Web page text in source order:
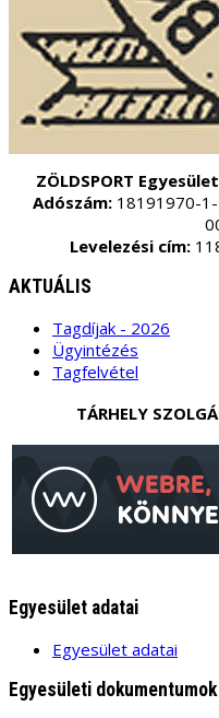
ZÖLDSPORT Egyesület
Adószám:18191970-1-
Levelezési cím:
AKTUÁLIS
Tagdíjak - 2026
Ügyintézés
Tagfelvétel
TÁRHELY
Egyesület adatai
Egyesület adatai
Egyesületi dokumentumok